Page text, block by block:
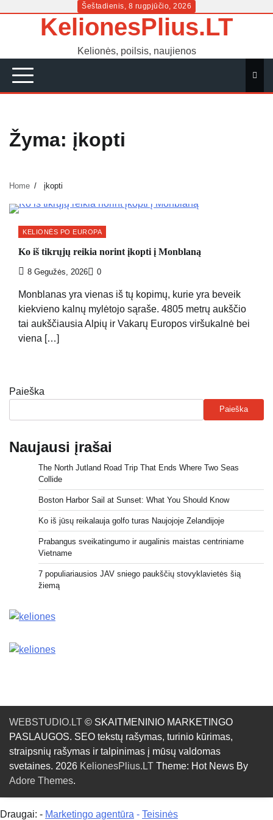
Šeštadienis, 8 rugpjūčio, 2026
KelionesPlius.LT
Kelionės, poilsis, naujienos
Žyma: įkopti
Home įkopti
KELIONĖS PO EUROPA
Ko iš tikrųjų reikia norint įkopti į Monblaną
8 Gegužės, 2026 0
Monblanas yra vienas iš tų kopimų, kurie yra beveik
kiekvieno kalnų mylėtojo sąraše. 4805 metrų aukščio
tai aukščiausia Alpių ir Vakarų Europos viršukalnė bei
viena […]
Paieška
Paieška
Naujausi įrašai
The North Jutland Road Trip That Ends Where Two Seas
Collide
Boston Harbor Sail at Sunset: What You Should Know
Ko iš jūsų reikalauja golfo turas Naujojoje Zelandijoje
Prabangus sveikatingumo ir augalinis maistas centriniame
Vietname
7 populiariausios JAV sniego paukščių stovyklavietės šią
žiemą
WEBSTUDIO.LT © SKAITMENINIO MARKETINGO
PASLAUGOS. SEO tekstų rašymas, turinio kūrimas,
straipsnių rašymas ir talpinimas į mūsų valdomas
svetaines. 2026 KelionesPlius.LT Theme: Hot News By
Adore Themes.
Draugai: - Marketingo agentūra - Teisinės